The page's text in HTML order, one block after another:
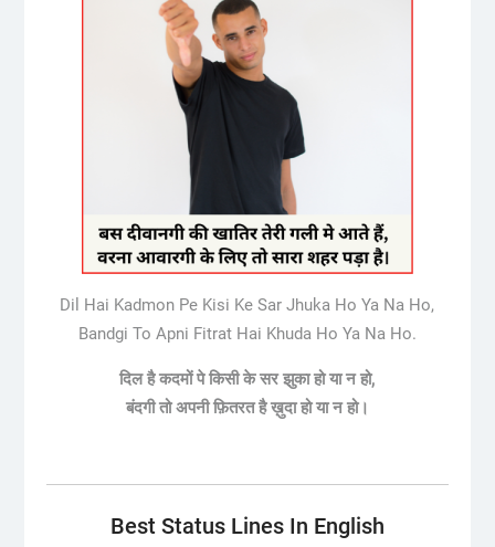
Dil Hai Kadmon Pe Kisi Ke Sar Jhuka Ho Ya Na Ho,
Bandgi To Apni Fitrat Hai Khuda Ho Ya Na Ho.
दिल है कदमों पे किसी के सर झुका हो या न हो,
बंदगी तो अपनी फ़ितरत है ख़ुदा हो या न हो।
Best Status Lines In English